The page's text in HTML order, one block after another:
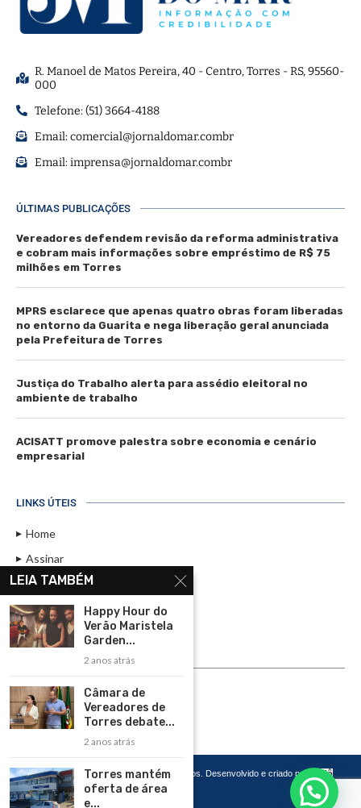
R. Manoel de Matos Pereira, 40 - Centro, Torres - RS, 95560-
000
Telefone: (51) 3664-4188
Email:comercial@jornaldomar.combr
Email:imprensa@jornaldomar.combr
ÚLTIMAS PUBLICAÇÕES
Vereadores defendem revisão da reforma administrativa
e cobram mais informações sobre empréstimo de R$ 75
milhões em Torres
MPRS esclarece que apenas quatro obras foram liberadas
no entorno da Guarita e nega liberação geral anunciada
pela Prefeitura de Torres
Justiça do Trabalho alerta para assédio eleitoral no
ambiente de trabalho
ACISATT promove palestra sobre economia e cenário
empresarial
LINKS ÚTEIS
Home
Assinar
Contato
Política de Privacidade
Rádio Maristela - Ao Vivo
ASSINE
Copyright 2026 – Todos os Direitos Reservados. Desenvolvido e criado por
Cadô
Agência de Marketing
LEIA TAMBÉM
Happy Hour do
Verão Maristela
Garden...
2 anos atrás
Câmara de
Vereadores de
Torres debate...
2 anos atrás
Torres mantém
oferta de área
e...